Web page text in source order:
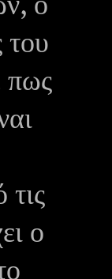
του
ο